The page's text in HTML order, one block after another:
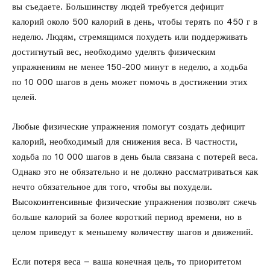
вы съедаете. Большинству людей требуется дефицит
калорий около 500 калорий в день, чтобы терять по 450 г в
неделю. Людям, стремящимся похудеть или поддерживать
достигнутый вес, необходимо уделять физическим
упражнениям не менее 150-200 минут в неделю, а ходьба
по 10 000 шагов в день может помочь в достижении этих
целей.
Любые физические упражнения помогут создать дефицит
калорий, необходимый для снижения веса. В частности,
ходьба по 10 000 шагов в день была связана с потерей веса.
Однако это не обязательно и не должно рассматриваться как
нечто обязательное для того, чтобы вы похудели.
Высокоинтенсивные физические упражнения позволят сжечь
больше калорий за более короткий период времени, но в
целом приведут к меньшему количеству шагов и движений.
Если потеря веса – ваша конечная цель, то приоритетом